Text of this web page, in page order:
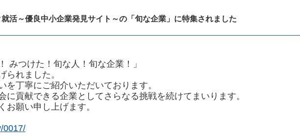
就活～優良中小企業発見サイト～の「旬な企業」に特集されました
みつけた！旬な人！旬な企業！」
られました。
を丁寧にご紹介いただいております。
に貢献できる企業としてさらなる挑戦を続けてまいります。
お願い申し上げます。
0017/